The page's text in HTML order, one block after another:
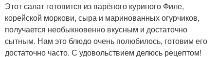
Этот салат готовится из варёного куриного Филе,
корейской моркови, сыра и маринованных огурчиков,
получается необыкновенно вкусным и достаточно
сытным. Нам это блюдо очень полюбилось, готовим его
достаточно часто. С удовольствием делюсь рецептом!